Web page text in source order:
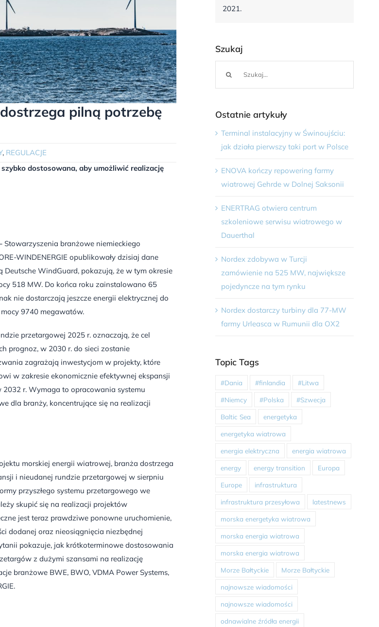
pilną potrzebę
, REGULACJE
dostosowana, aby umożliwić realizację
Stowarzyszenia branżowe niemieckiego
WINDENERGIE opublikowały dzisiaj dane
WindGuard, pokazują, że w tym okresie
518 MW. Do końca roku zainstalowano 65
nie dostarczają jeszcze energii elektrycznej do
9740 megawatów.
przetargowej 2025 r. oznaczają, że cel
prognoz, w 2030 r. do sieci zostanie
zagrażają inwestycjom w projekty, które
w zakresie ekonomicznie efektywnej ekspansji
r. Wymaga to opracowania systemu
dla branży, koncentrujące się na realizacji
morskiej energii wiatrowej, branża dostrzega
i nieudanej rundzie przetargowej w sierpniu
przyszłego systemu przetargowego we
skupić się na realizacji projektów
jest teraz prawdziwe ponowne uruchomienie,
dodanej oraz nieosiągnięcia niezbędnej
pokazuje, jak krótkoterminowe dostosowania
z dużymi szansami na realizację
branżowe BWE, BWO, VDMA Power Systems,
2021.
Szukaj
Ostatnie artykuły
Terminal instalacyjny w Świnoujściu:
jak działa pierwszy taki port w Polsce
ENOVA kończy repowering farmy
wiatrowej Gehrde w Dolnej Saksonii
ENERTRAG otwiera centrum
szkoleniowe serwisu wiatrowego w
Dauerthal
Nordex zdobywa w Turcji
zamówienie na 525 MW, największe
pojedyncze na tym rynku
Nordex dostarczy turbiny dla 77-MW
farmy Urleasca w Rumunii dla OX2
Topic Tags
#Dania #finlandia #Litwa
#Niemcy #Polska #Szwecja
Baltic Sea energetyka
energetyka wiatrowa
energia elektryczna energia wiatrowa
energy energy transition Europa
Europe infrastruktura
infrastruktura przesyłowa latestnews
morska energetyka wiatrowa
morska energia wiatrowa
morska energia wiatrowa
Morze Bałtyckie Morze Bałtyckie
najnowsze wiadomości
najnowsze wiadomości
odnawialne źródła energii